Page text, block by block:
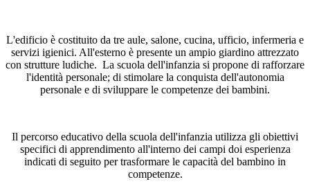
L'edificio è costituito da tre aule, salone, cucina, ufficio, infermeria e
servizi igienici. All'esterno è presente un ampio giardino attrezzato
con strutture ludiche. La scuola dell'infanzia si propone di rafforzare
l'identità personale; di stimolare la conquista dell'autonomia
personale e di sviluppare le competenze dei bambini.
Il percorso educativo della scuola dell'infanzia utilizza gli obiettivi
specifici di apprendimento all'interno dei campi doi esperienza
indicati di seguito per trasformare le capacità del bambino in
competenze.